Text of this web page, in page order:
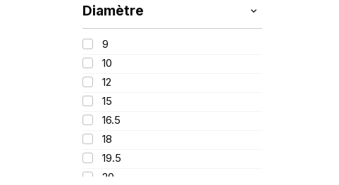
153
156
160
161
163
165
166
167
169
Diamètre
9
10
12
15
16.5
18
19.5
20